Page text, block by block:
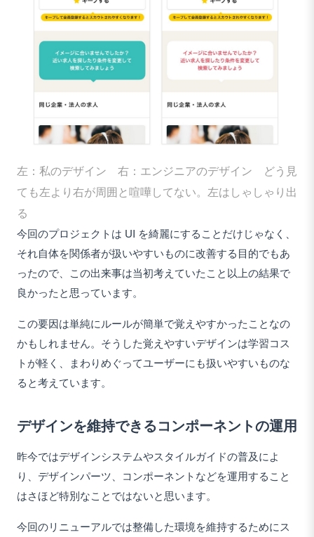
左：私のデザイン 右：エンジニアのデザイン どう見
ても左より右が周囲と喧嘩してない。左はしゃしゃり出
る
今回のプロジェクトは UI を綺麗にすることだけじゃなく、
それ自体を関係者が扱いやすいものに改善する目的でもあ
ったので、この出来事は当初考えていたこと以上の結果で
良かったと思っています。
この要因は単純にルールが簡単で覚えやすかったことなの
かもしれません。そうした覚えやすいデザインは学習コス
トが軽く、まわりめぐってユーザーにも扱いやすいものな
ると考えています。
デザインを維持できるコンポーネントの運用
昨今ではデザインシステムやスタイルガイドの普及によ
り、デザインパーツ、コンポーネントなどを運用すること
はさほど特別なことではないと思います。
今回のリニューアルでは整備した環境を維持するためにス